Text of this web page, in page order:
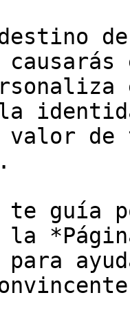
valor de
guía
la